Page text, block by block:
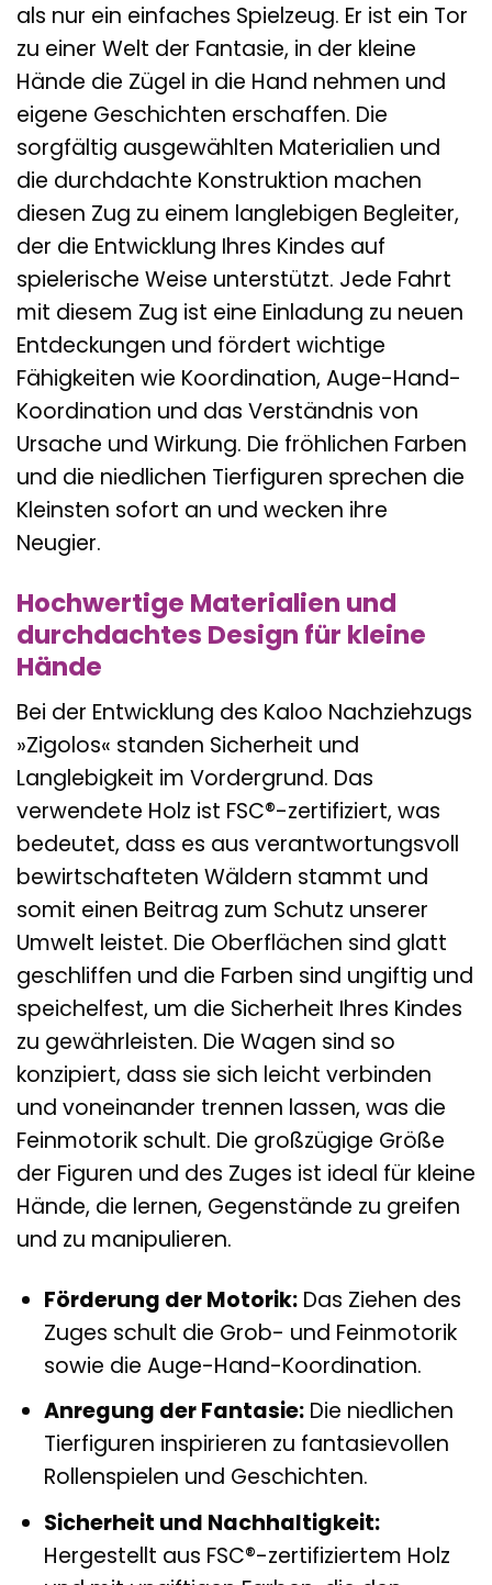
als nur ein einfaches Spielzeug. Er ist ein Tor
zu einer Welt der Fantasie, in der kleine
Hände die Zügel in die Hand nehmen und
eigene Geschichten erschaffen. Die
sorgfältig ausgewählten Materialien und
die durchdachte Konstruktion machen
diesen Zug zu einem langlebigen Begleiter,
der die Entwicklung Ihres Kindes auf
spielerische Weise unterstützt. Jede Fahrt
mit diesem Zug ist eine Einladung zu neuen
Entdeckungen und fördert wichtige
Fähigkeiten wie Koordination, Auge-Hand-
Koordination und das Verständnis von
Ursache und Wirkung. Die fröhlichen Farben
und die niedlichen Tierfiguren sprechen die
Kleinsten sofort an und wecken ihre
Neugier.
Hochwertige Materialien und
durchdachtes Design für kleine
Hände
Bei der Entwicklung des Kaloo Nachziehzugs
»Zigolos« standen Sicherheit und
Langlebigkeit im Vordergrund. Das
verwendete Holz ist FSC®-zertifiziert, was
bedeutet, dass es aus verantwortungsvoll
bewirtschafteten Wäldern stammt und
somit einen Beitrag zum Schutz unserer
Umwelt leistet. Die Oberflächen sind glatt
geschliffen und die Farben sind ungiftig und
speichelfest, um die Sicherheit Ihres Kindes
zu gewährleisten. Die Wagen sind so
konzipiert, dass sie sich leicht verbinden
und voneinander trennen lassen, was die
Feinmotorik schult. Die großzügige Größe
der Figuren und des Zuges ist ideal für kleine
Hände, die lernen, Gegenstände zu greifen
und zu manipulieren.
Förderung der Motorik:Das Ziehen des
Zuges schult die Grob- und Feinmotorik
sowie die Auge-Hand-Koordination.
Anregung der Fantasie:Die niedlichen
Tierfiguren inspirieren zu fantasievollen
Rollenspielen und Geschichten.
Sicherheit und Nachhaltigkeit:
Hergestellt aus FSC®-zertifiziertem Holz